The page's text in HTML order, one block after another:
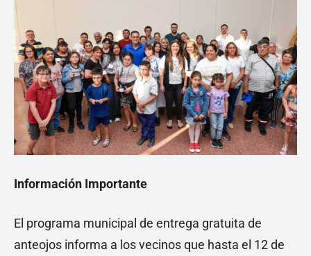
Información Importante
El programa municipal de entrega gratuita de
anteojos informa a los vecinos que hasta el 12 de